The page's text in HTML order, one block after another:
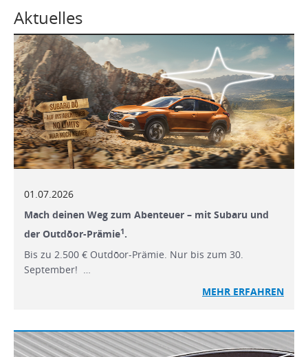
Aktuelles
01.07.2026
Mach deinen Weg zum Abenteuer – mit Subaru und
der Outdōor-Prämie1.
Bis zu 2.500 € Outdōor-Prämie. Nur bis zum 30.
September! …
MEHR ERFAHREN